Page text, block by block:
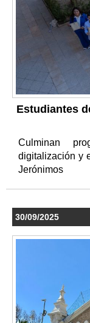
Estudiantes
Culminan
digitalización y
Jerónimos
30/09/2025